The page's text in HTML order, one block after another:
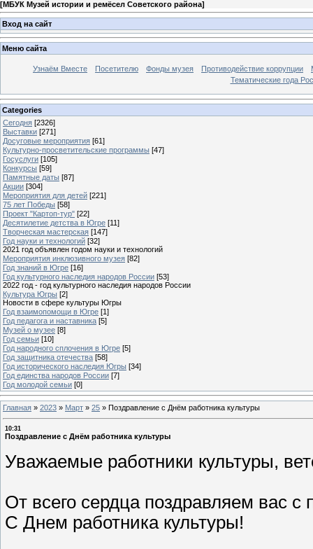
[МБУК Музей истории и ремёсел Советского района]
Вход на сайт
Меню сайта
Узнаём Вместе Посетителю Фонды музея Противодействие коррупции
Тематические года
Categories
Сегодня [2326]
Выставки [271]
Досуговые мероприятия [61]
Культурно-просветительские программы [47]
Госуслуги [105]
Конкурсы [59]
Памятные даты [87]
Акции [304]
Мероприятия для детей [221]
75 лет Победы [58]
Проект "Картоп-тур" [22]
Десятилетие детства в Югре [11]
Творческая мастерская [147]
Год науки и технологий [32]
2021 год объявлен годом науки и технологий
Мероприятия инклюзивного музея [82]
Год знаний в Югре [16]
Год культурного наследия народов России [53]
2022 год - год культурного наследия народов России
Культура Югры [2]
Новости в сфере культуры Югры
Год взаимопомощи в Югре [1]
Год педагога и наставника [5]
Музей о музее [8]
Год семьи [10]
Год народного сплочения в Югре [5]
Год защитника отечества [58]
Год исторического наследия Югры [34]
Год единства народов России [7]
Год молодой семьи [0]
Главная » 2023 » Март » 25 » Поздравление с Днём работника культуры
10:31
Поздравление с Днём работника культуры
Уважаемые работники культуры,
От всего сердца поздравляем вас
С Днем работника культуры!